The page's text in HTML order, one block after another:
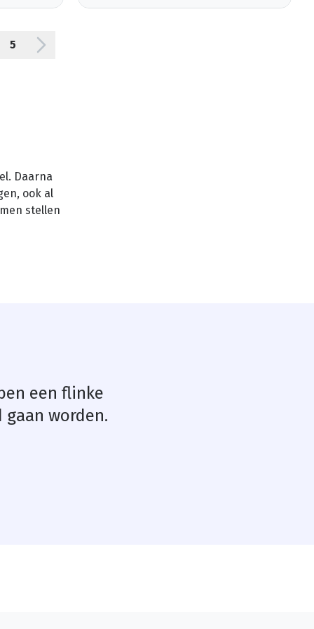
5
Daarna
ook al
stellen
een flinke
worden.